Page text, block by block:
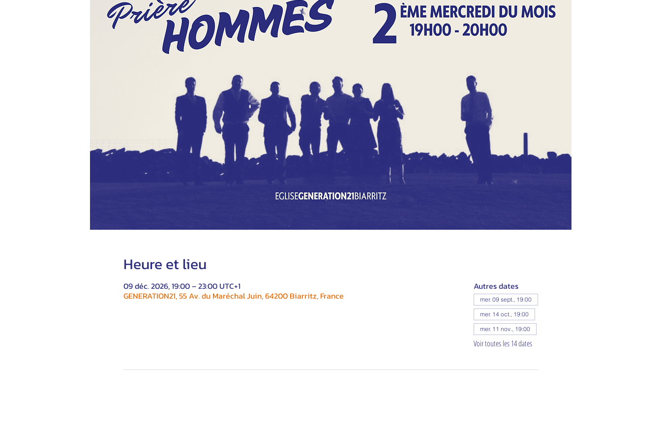
Heure et lieu
09 déc. 2026, 19:00 – 23:00 UTC+1
GENERATION21, 55 Av. du Maréchal Juin, 64200 Biarritz, France
Autres dates
mer. 09 sept., 19:00
mer. 14 oct., 19:00
mer. 11 nov., 19:00
Voir toutes les 14 dates